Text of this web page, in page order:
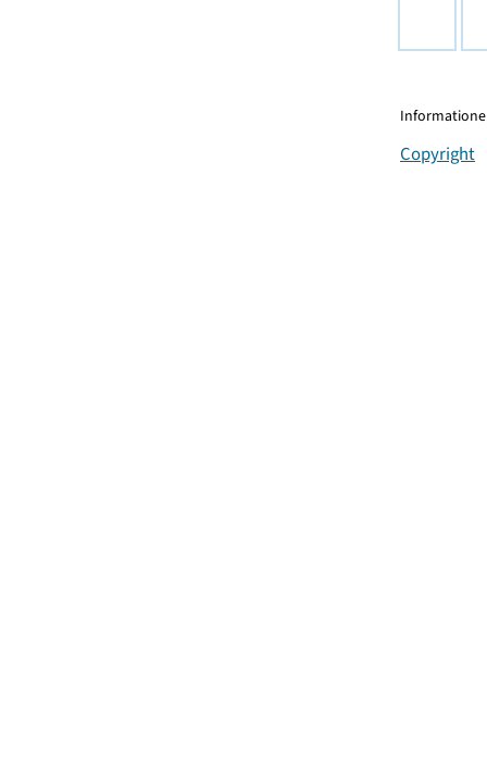
Copyright